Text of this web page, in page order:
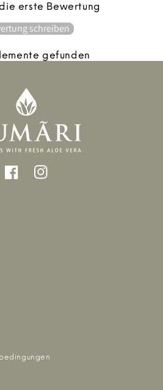
erste Bewertung
schreiben
gefunden
FacebookInstagram